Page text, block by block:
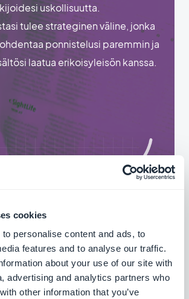
cookies
personalise content and ads, to
features and to analyse our traffic.
about your use of our site with
advertising and analytics partners who
other information that you’ve
uskollisuutta.
tulee strateginen väline, jonka
ponnistelusi paremmin ja
laatua erikoisyleisön kanssa.